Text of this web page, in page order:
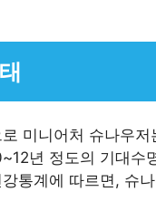
미니어처 슈나우
년 정도의 기대수
통계에 따르면, 슈